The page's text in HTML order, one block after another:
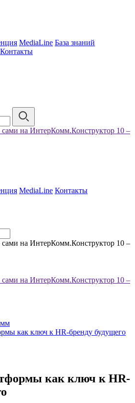
MediaLine База знаний
Контакты
на ИнтерКомм.Конструктор 10 –
MediaLine Контакты
на ИнтерКомм.Конструктор 10 –
на ИнтерКомм.Конструктор 10 –
как ключ к HR-бренду будущего
как ключ к HR-